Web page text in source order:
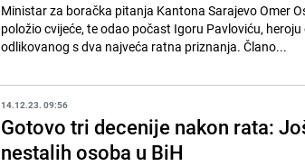
Ministar za boračka pitanja Kantona Sarajevo Omer
položio cvijeće, te odao počast Igoru Pavloviću,
odlikovanog s dva najveća ratna priznanja. Člano...
14.12.23. 09:56
Gotovo tri decenije nakon rata:
nestalih osoba u BiH